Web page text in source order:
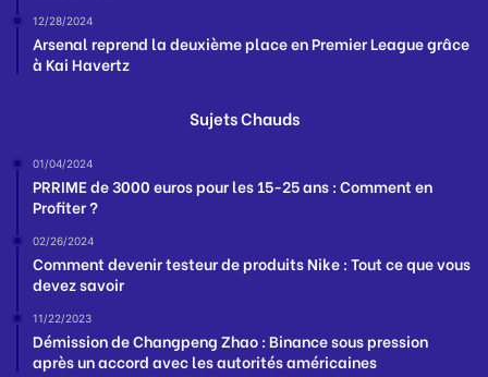
12/28/2024
Arsenal reprend la deuxième place en Premier League grâce
à Kai Havertz
Sujets Chauds
01/04/2024
PRRIME de 3000 euros pour les 15-25 ans : Comment en
Profiter ?
02/26/2024
Comment devenir testeur de produits Nike : Tout ce que vous
devez savoir
11/22/2023
Démission de Changpeng Zhao : Binance sous pression
après un accord avec les autorités américaines